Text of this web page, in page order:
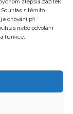
zlepšili zážitek
s těmito
chování při
nebo odvolání
funkce.